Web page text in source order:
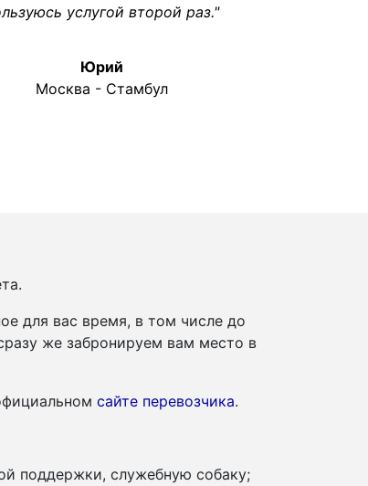
услугой второй раз."
Юрий
Москва - Стамбул
для вас время, в том числе до
же забронируем вам место в
сайте перевозчика.
поддержки, служебную собаку;